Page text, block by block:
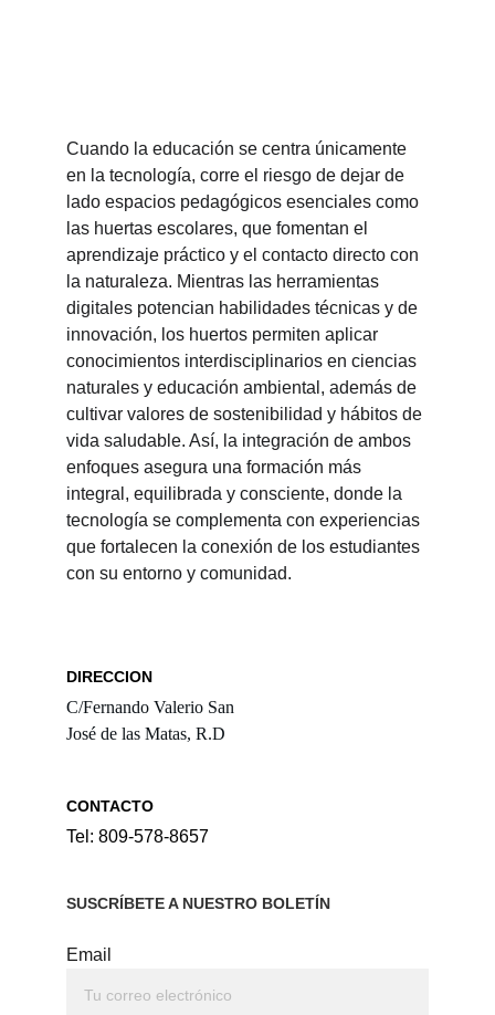
Cuando la educación se centra únicamente
en la tecnología, corre el riesgo de dejar de
lado espacios pedagógicos esenciales como
las huertas escolares, que fomentan el
aprendizaje práctico y el contacto directo con
la naturaleza. Mientras las herramientas
digitales potencian habilidades técnicas y de
innovación, los huertos permiten aplicar
conocimientos interdisciplinarios en ciencias
naturales y educación ambiental, además de
cultivar valores de sostenibilidad y hábitos de
vida saludable. Así, la integración de ambos
enfoques asegura una formación más
integral, equilibrada y consciente, donde la
tecnología se complementa con experiencias
que fortalecen la conexión de los estudiantes
con su entorno y comunidad.
DIRECCION
C/Fernando Valerio San
José de las Matas, R.D
CONTACTO
Tel: 809-578-8657
Email
SUSCRÍBETE A NUESTRO BOLETÍN